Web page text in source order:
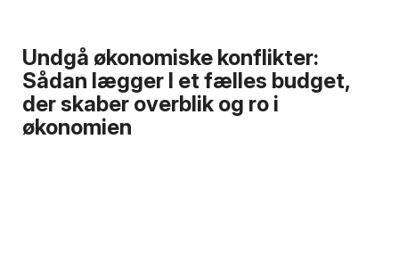
Undgå økonomiske konflikter:
Sådan lægger I et fælles budget,
der skaber overblik og ro i
økonomien